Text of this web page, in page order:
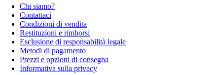
Chi siamo?
Contattaci
Condizioni di vendita
Restituzioni e rimborsi
Esclusione di responsabilità legale
Metodi di pagamento
Prezzi e opzioni di consegna
Informativa sulla privacy